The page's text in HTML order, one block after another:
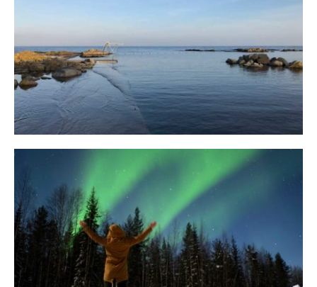
Bornholm
29. OKTOBER 2018
10 Tipps für eine erfolgreiche Jagd
auf Nordlichter
31. JANUAR 2018